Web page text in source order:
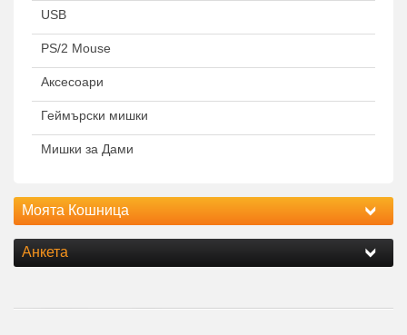
USB
PS/2 Mouse
Аксесоари
Геймърски мишки
Мишки за Дами
Моята Кошница
Анкета